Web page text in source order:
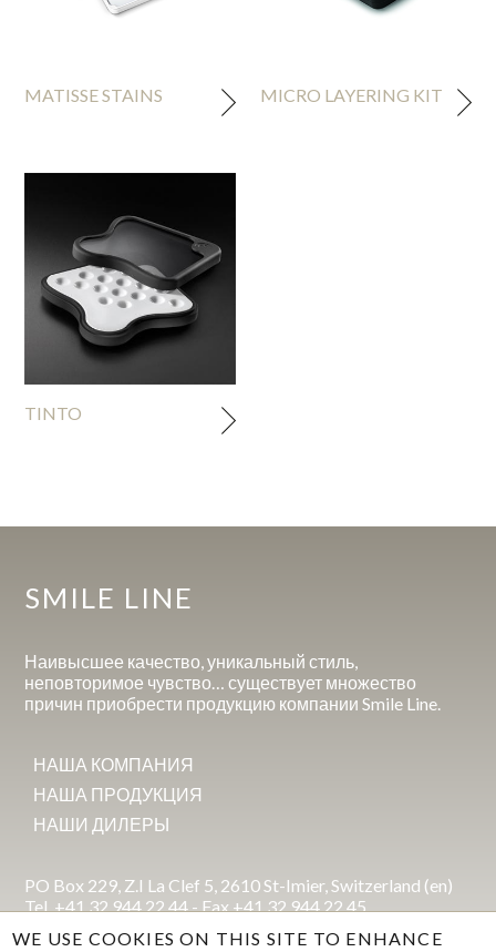
MATISSE STAINS MICRO LAYERING KIT
TINTO
SMILE LINE
Наивысшее качество, уникальный стиль,
неповторимое чувство… существует множество
причин приобрести продукцию компании Smile Line.
НАША КОМПАНИЯ
НАША ПРОДУКЦИЯ
НАШИ ДИЛЕРЫ
PO Box 229, Z.I La Clef 5, 2610 St-Imier, Switzerland (en)
Tel. +41 32 944 22 44 - Fax +41 32 944 22 45
WE USE COOKIES ON THIS SITE TO ENHANCE